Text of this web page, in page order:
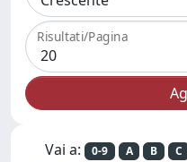
Risultati/Pagina
Vai a: 0-9 A B C